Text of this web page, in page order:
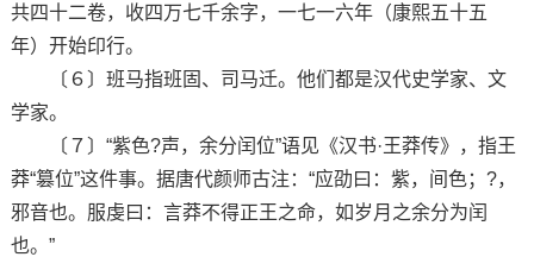
共四十二卷，收四万七千余字，一七一六年（康熙五十五
年）开始印行。
〔６〕班马指班固、司马迁。他们都是汉代史学家、文
学家。
〔７〕“紫色?声，余分闰位”语见《汉书·王莽传》，指王
莽“篡位”这件事。据唐代颜师古注：“应劭曰：紫，间色；?，
邪音也。服虔曰：言莽不得正王之命，如岁月之余分为闰
也。”